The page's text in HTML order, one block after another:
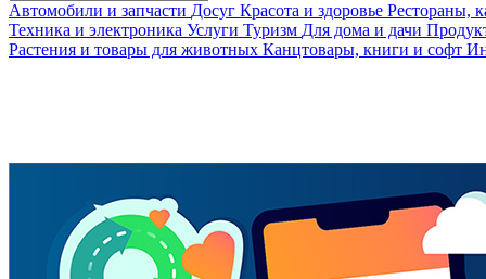
Автомобили и запчасти Досуг Красота и здоровье Рестораны,
Техника и электроника Услуги Туризм Для дома и дачи
Растения и товары для животных Канцтовары, книги и софт